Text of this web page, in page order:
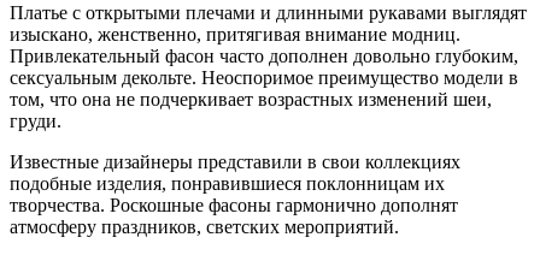
Платье с открытыми плечами и длинными рукавами выглядят
изыскано, женственно, притягивая внимание модниц.
Привлекательный фасон часто дополнен довольно глубоким,
сексуальным декольте. Неоспоримое преимущество модели в
том, что она не подчеркивает возрастных изменений шеи,
груди.
Известные дизайнеры представили в свои коллекциях
подобные изделия, понравившиеся поклонницам их
творчества. Роскошные фасоны гармонично дополнят
атмосферу праздников, светских мероприятий.